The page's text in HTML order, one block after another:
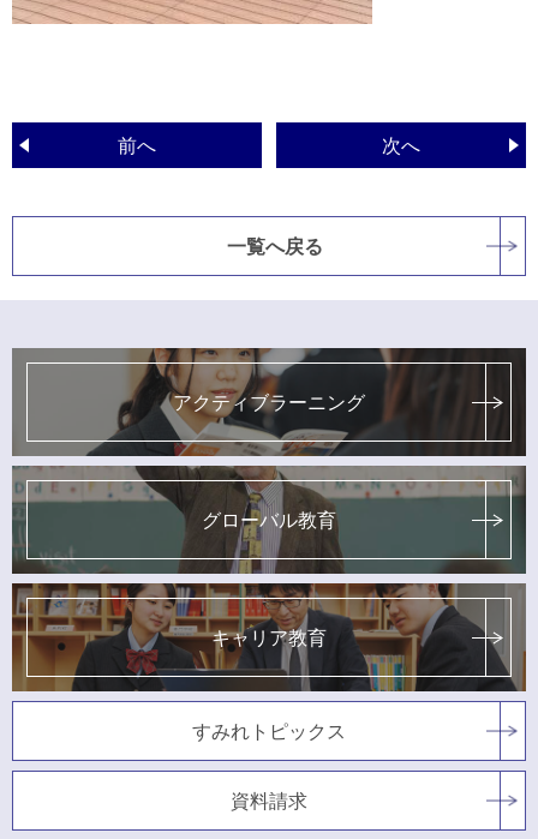
前へ 次へ
一覧へ戻る
アクティブラーニング
グローバル教育
キャリア教育
すみれトピックス
資料請求